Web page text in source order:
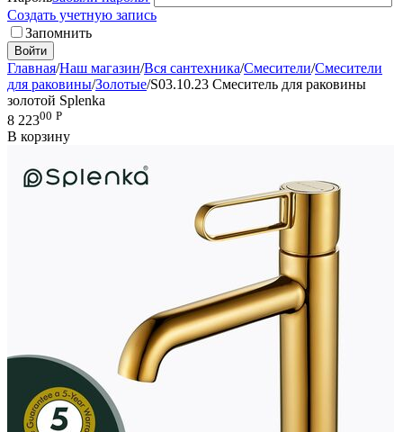
Создать учетную запись
Запомнить
Войти
Главная/Наш магазин/Вся сантехника/Смесители/Смесители
для раковины/Золотые/S03.10.23 Смеситель для раковины
золотой Splenka
8 22300 Р
В корзину